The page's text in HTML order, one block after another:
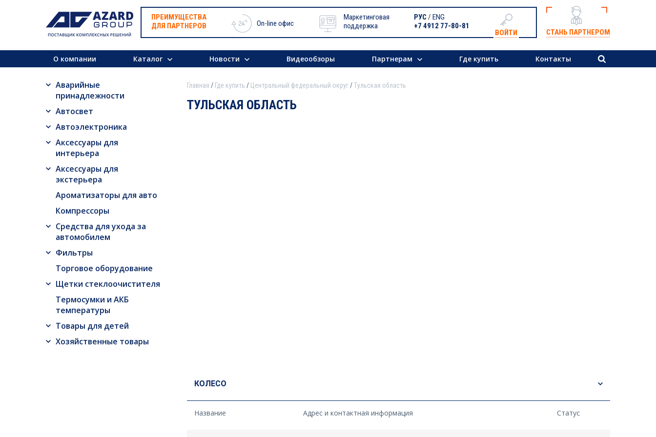
ПРЕИМУЩЕСТВА
ДЛЯ ПАРТНЕРОВ
On-line офис
Маркетинговая
поддержка
РУС / ENG
+7 4912 77-80-81
ВОЙТИ СТАНЬ ПАРТНЕРОМ
О компании Каталог Новости Видеообзоры Партнерам Где купить Контакты
Аварийные
принадлежности
Автосвет
Автоэлектроника
Аксессуары для
интерьера
Аксессуары для
экстерьера
Ароматизаторы для авто
Компрессоры
Средства для ухода за
автомобилем
Фильтры
Торговое оборудование
Щетки стеклоочистителя
Термосумки и АКБ
температуры
Товары для детей
Хозяйственные товары
Главная Где купить Центральный федеральный округ Тульская область
ТУЛЬСКАЯ ОБЛАСТЬ
КОЛЕСО
Название Адрес и контактная информация Статус